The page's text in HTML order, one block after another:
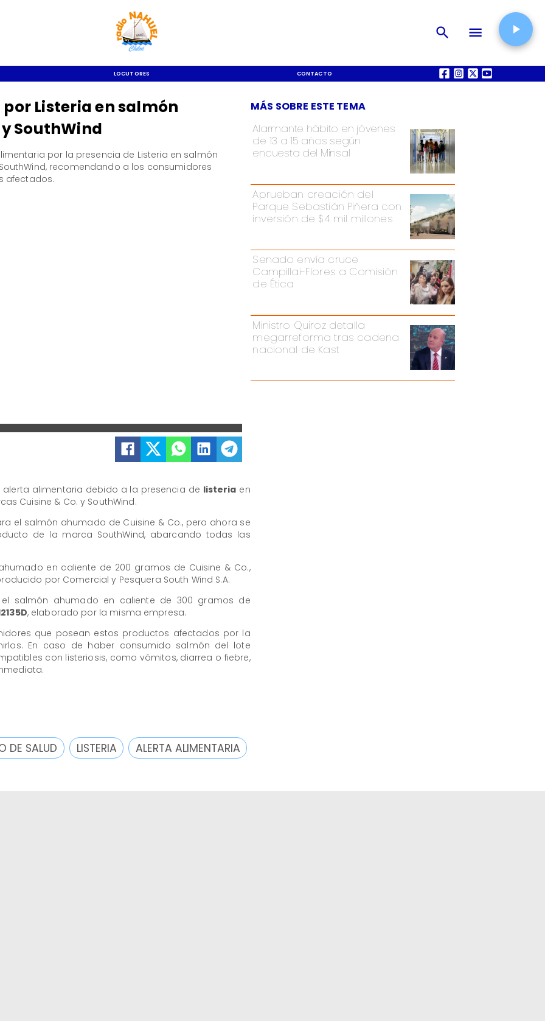
LOCUTORES CONTACTO QUIÉNES SOMOS
Alarmante hábito en jóvenes
de 13 a 15 años según
encuesta del Minsal
Aprueban creación del
Parque Sebastián Piñera con
inversión de $4 mil millones
Senado envía cruce
Campillai-Flores a Comisión
de Ética
Ministro Quiroz detalla
megarreforma tras cadena
nacional de Kast
MÁS SOBRE ESTE TEMA
Listeria en salmón
SouthWind
por la presencia de Listeria en salmón
recomendando a los consumidores
afectados.
alerta alimentaria debido a la presencia de listeria en
Cuisine & Co. y SouthWind.
el salmón ahumado de Cuisine & Co., pero ahora se
de la marca SouthWind, abarcando todas las
en caliente de 200 gramos de Cuisine & Co.,
por Comercial y Pesquera South Wind S.A.
salmón ahumado en caliente de 300 gramos de
, elaborado por la misma empresa.
que posean estos productos afectados por la
En caso de haber consumido salmón del lote
con listeriosis, como vómitos, diarrea o fiebre,
DE SALUD LISTERIA ALERTA ALIMENTARIA